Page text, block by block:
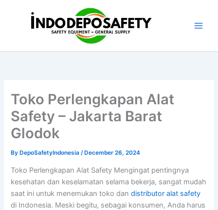
Toko Perlengkapan Alat
Safety – Jakarta Barat
Glodok
By DepoSafetyIndonesia/ December 26, 2024
Toko Perlengkapan Alat Safety Mengingat pentingnya
kesehatan dan keselamatan selama bekerja, sangat mudah
saat ini untuk menemukan toko dandistributor alat safety
di Indonesia. Meski begitu, sebagai konsumen, Anda harus